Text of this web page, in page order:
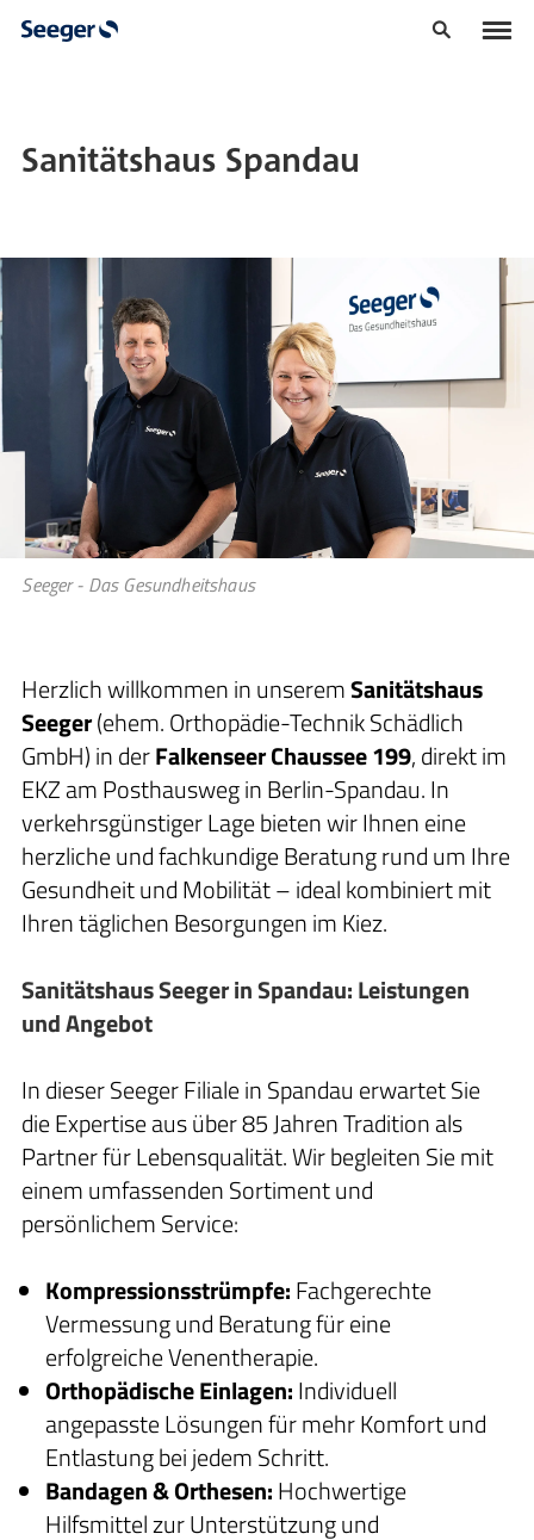
Sanitätshaus Spandau
Seeger - Das Gesundheitshaus
Herzlich willkommen in unseremSanitätshaus
Seeger(ehem. Orthopädie-Technik Schädlich
GmbH) in derFalkenseer Chaussee 199, direkt im
EKZ am Posthausweg in Berlin-Spandau. In
verkehrsgünstiger Lage bieten wir Ihnen eine
herzliche und fachkundige Beratung rund um Ihre
Gesundheit und Mobilität – ideal kombiniert mit
Ihren täglichen Besorgungen im Kiez.
Sanitätshaus Seeger in Spandau: Leistungen
und Angebot
In dieser Seeger Filiale in Spandau erwartet Sie
die Expertise aus über 85 Jahren Tradition als
Partner für Lebensqualität. Wir begleiten Sie mit
einem umfassenden Sortiment und
persönlichem Service:
Kompressionsstrümpfe:Fachgerechte
Vermessung und Beratung für eine
erfolgreiche Venentherapie.
Orthopädische Einlagen:Individuell
angepasste Lösungen für mehr Komfort und
Entlastung bei jedem Schritt.
Bandagen & Orthesen:Hochwertige
Hilfsmittel zur Unterstützung und